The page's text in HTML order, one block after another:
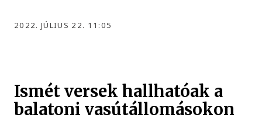
2022. JÚLIUS 22. 11:05
Ismét versek hallhatóak a
balatoni vasútállomásokon